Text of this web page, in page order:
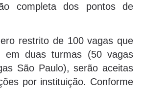
completa dos pontos de
restrito de 100 vagas que
em duas turmas (50 vagas
São Paulo), serão aceitas
por instituição. Conforme